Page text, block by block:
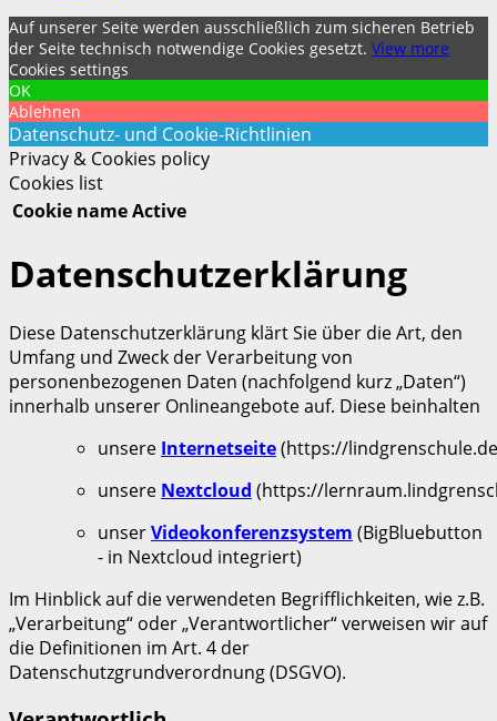
Auf unserer Seite werden ausschließlich zum sicheren Betrieb
der Seite technisch notwendige Cookies gesetzt. View more
Cookies settings
OK
Ablehnen
Datenschutz- und Cookie-Richtlinien
Privacy & Cookies policy
Cookies list
Cookie nameActive
Datenschutzerklärung
Diese Datenschutzerklärung klärt Sie über die Art, den
Umfang und Zweck der Verarbeitung von
personenbezogenen Daten (nachfolgend kurz „Daten“)
innerhalb unserer Onlineangebote auf. Diese beinhalten
unsere Internetseite(https://
unsere Nextcloud (https://
unserVideokonferenzsystem (BigBluebutton
- in Nextcloud integriert)
Im Hinblick auf die verwendeten Begrifflichkeiten, wie z.B.
„Verarbeitung“ oder „Verantwortlicher“ verweisen wir auf
die Definitionen im Art. 4 der
Datenschutzgrundverordnung (DSGVO).